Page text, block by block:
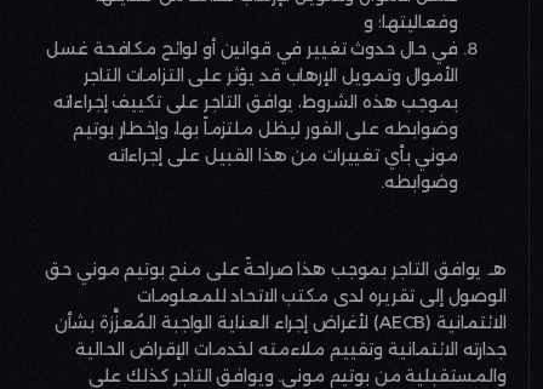
وفعاليتها؛ و
في حال حدوث تغيير في قوانين أو لوائح مكافحة غسل
الأموال وتمويل الإرهاب قد يؤثر على التزامات التاجر
بموجب هذه الشروط، يوافق التاجر على تكييف إجراءاته
وضوابطه على الفور ليظل ملتزماً بها، وإخطار بوتيم
موني بأي تغييرات من هذا القبيل على إجراءاته
وضوابطه.
هـ. يوافق التاجر بموجب هذا صراحةً على منح بوتيم موني حق
الوصول إلى تقريره لدى مكتب الاتحاد للمعلومات
الائتمانية(AECB) لأغراض إجراء العناية الواجبة المُعزَّزة بشأن
جدارته الائتمانية وتقييم ملاءمته لخدمات الإقراض الحالية
والمستقبلية من بوتيم موني. ويوافق التاجر كذلك على